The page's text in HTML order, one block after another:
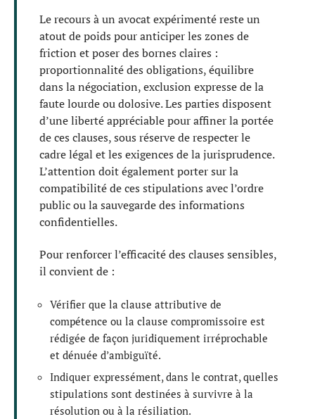
Le recours à un avocat expérimenté reste un
atout de poids pour anticiper les zones de
friction et poser des bornes claires :
proportionnalité des obligations, équilibre
dans la négociation, exclusion expresse de la
faute lourde ou dolosive. Les parties disposent
d’une liberté appréciable pour affiner la portée
de ces clauses, sous réserve de respecter le
cadre légal et les exigences de la jurisprudence.
L’attention doit également porter sur la
compatibilité de ces stipulations avec l’ordre
public ou la sauvegarde des informations
confidentielles.
Pour renforcer l’efficacité des clauses sensibles,
il convient de :
Vérifier que la clause attributive de
compétence ou la clause compromissoire est
rédigée de façon juridiquement irréprochable
et dénuée d’ambiguïté.
Indiquer expressément, dans le contrat, quelles
stipulations sont destinées à survivre à la
résolution ou à la résiliation.